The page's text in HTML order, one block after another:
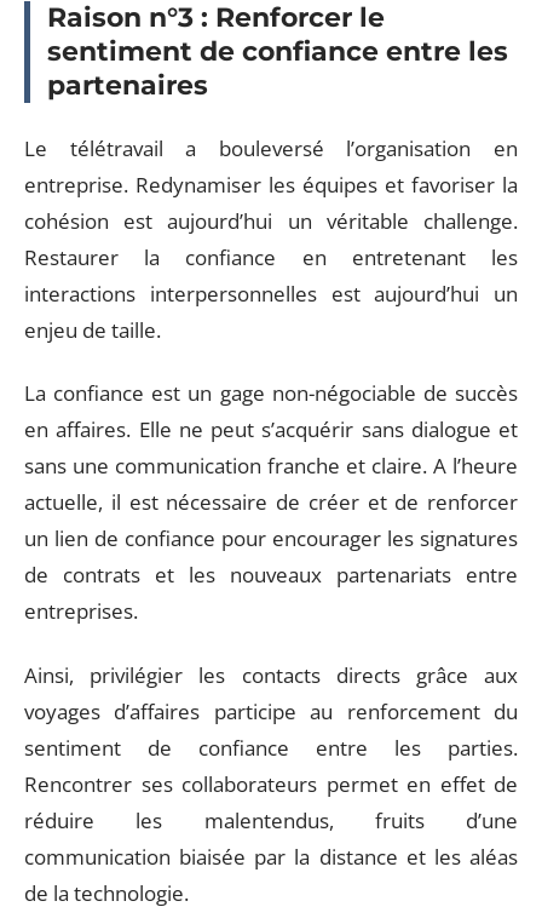
Raison n°3 : Renforcer le
sentiment de confiance entre les
partenaires
Le télétravail a bouleversé l’organisation en
entreprise. Redynamiser les équipes et favoriser la
cohésion est aujourd’hui un véritable challenge.
Restaurer la confiance en entretenant les
interactions interpersonnelles est aujourd’hui un
enjeu de taille.
La confiance est un gage non-négociable de succès
en affaires. Elle ne peut s’acquérir sans dialogue et
sans une communication franche et claire. A l’heure
actuelle, il est nécessaire de créer et de renforcer
un lien de confiance pour encourager les signatures
de contrats et les nouveaux partenariats entre
entreprises.
Ainsi, privilégier les contacts directs grâce aux
voyages d’affaires participe au renforcement du
sentiment de confiance entre les parties.
Rencontrer ses collaborateurs permet en effet de
réduire les malentendus, fruits d’une
communication biaisée par la distance et les aléas
de la technologie.